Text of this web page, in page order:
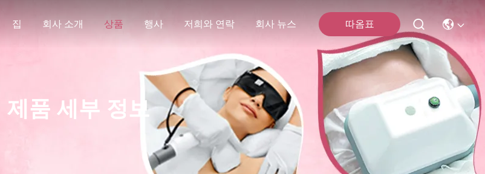
집 회사 소개 상품 행사 저희와 연락 회사 뉴스 따옴표
제품 세부 정보